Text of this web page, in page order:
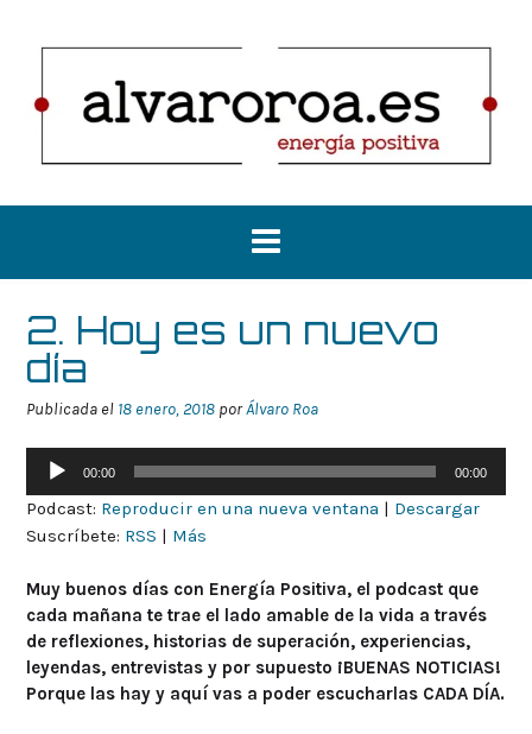
2. Hoy es un nuevo
día
Publicada el 18 enero, 2018 porÁlvaro Roa
Reproductor
audio
00:00 00:00
Podcast: Reproducir en una nueva ventana | Descargar
Suscríbete: RSS | Más
Muy buenos días con Energía Positiva, el podcast que
cada mañana te trae el lado amable de la vida a través
de reflexiones, historias de superación, experiencias,
leyendas, entrevistas y por supuesto ¡BUENAS NOTICIAS!
Porque las hay y aquí vas a poder escucharlas CADA DÍA.